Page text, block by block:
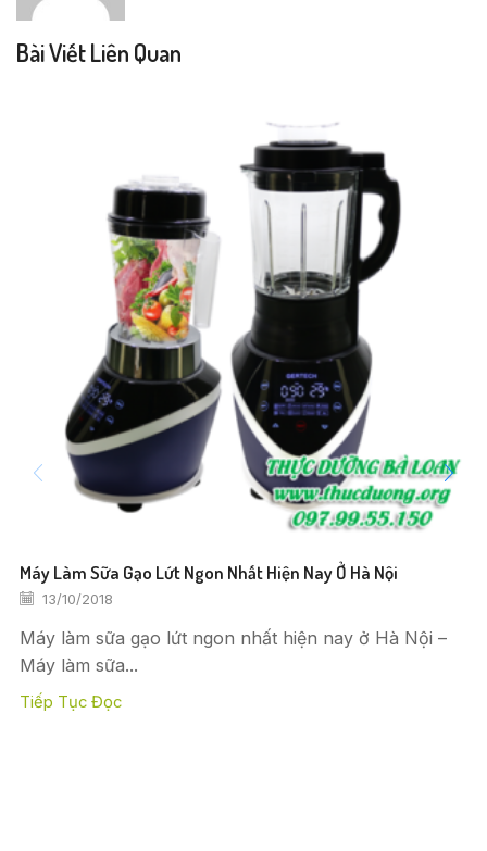
Bài Viết Liên Quan
Máy Làm Sữa Gạo Lứt Ngon Nhất Hiện Nay Ở Hà Nội
13/10/2018
Máy làm sữa gạo lứt ngon nhất hiện nay ở Hà Nội –
Máy làm sữa...
Tiếp Tục Đọc